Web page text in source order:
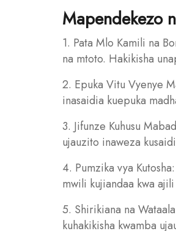
Mapendekezo
1. Pata Mlo Kamili na
na mtoto. Hakikisha
2. Epuka Vitu Vyenye
inasaidia kuepuka
3. Jifunze Kuhusu
ujauzito inaweza
4. Pumzika vya
mwili kujiandaa kwa
5. Shirikiana na
kuhakikisha kwamba